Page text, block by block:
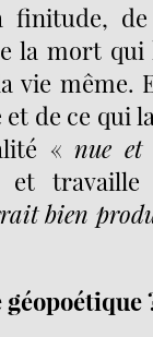
finitude,
la mort qui
vie même.
de ce qui
« nue et
et
bien